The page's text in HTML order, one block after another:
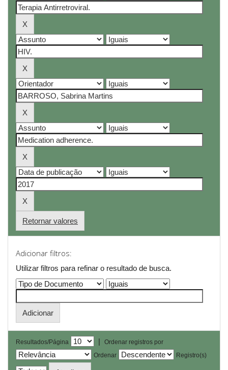
Retornar valores
Adicionar filtros:
Utilizar filtros para refinar o resultado de busca.
Resultados/Página |
Ordenar registros por
Ordenar
Registro(s)